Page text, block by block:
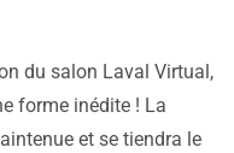
du salon Laval Virtual,
forme inédite ! La
et se tiendra le